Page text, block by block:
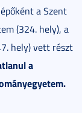
a Szent
(324. hely), a
hely) vett részt
a